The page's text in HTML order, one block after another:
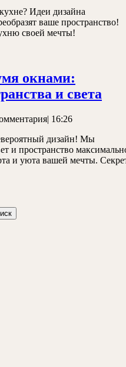
где
искать
заказать
проект
Идеи дизайна
ваше пространство!
своей мечты!
окнами:
и света
| 16:26
дизайн! Мы
и пространство
и уюта вашей мечты.